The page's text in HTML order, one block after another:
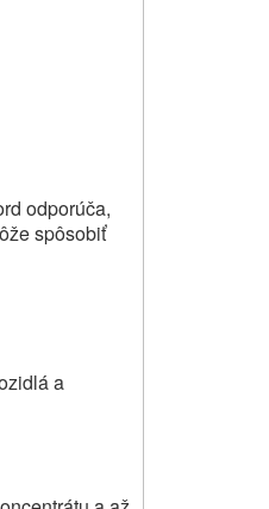
odporúča,
spôsobiť
a